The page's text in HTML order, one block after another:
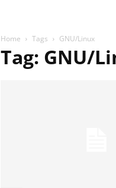
Home Tags GNU/Linux
Tag: GNU/